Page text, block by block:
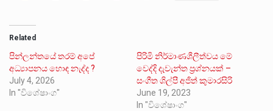
Related
පින්ලන්තයේ තරම් අපේ
අධ්‍යාපනය හොඳ නැද්ද ?
July 4, 2026
In "විශේෂාංග"
පිරිමි නිර්මාණශීලීත්වය මේ
වෙද්දි දැවැන්ත ප‍්‍රශ්නයක් –
සංගීත ශිල්පී අජිත් කුමාරසිරි
June 19, 2023
In "විශේෂාංග"